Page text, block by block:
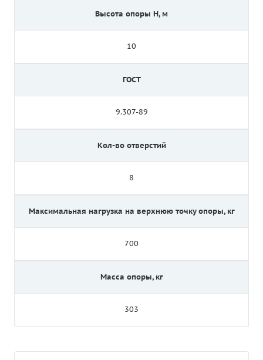
Высота опоры Н, м
10
ГОСТ
9.307-89
Кол-во отверстий
8
Максимальная нагрузка на верхнюю точку опоры, кг
700
Масса опоры, кг
303